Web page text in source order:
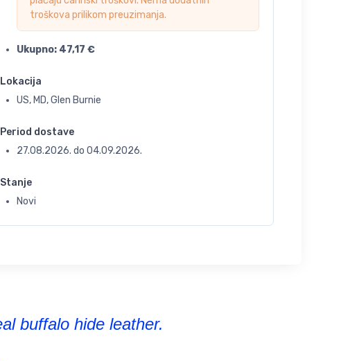
troškova prilikom preuzimanja.
Ukupno: 47,17 €
Lokacija
US, MD, Glen Burnie
Period dostave
27.08.2026. do 04.09.2026.
Stanje
Novi